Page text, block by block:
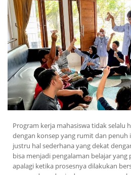
Program kerja mahasiswa tidak selalu
dengan konsep yang rumit dan penuh
justru hal sederhana yang dekat
bisa menjadi pengalaman belajar yang
apalagi ketika prosesnya dilakukan